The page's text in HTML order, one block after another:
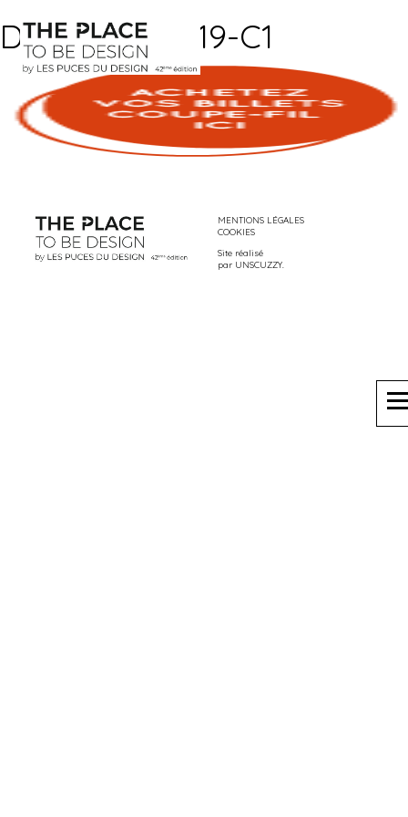
DFB-WEB-2019-C1
MENTIONS LÉGALES
COOKIES
Site réalisé
par UNSCUZZY